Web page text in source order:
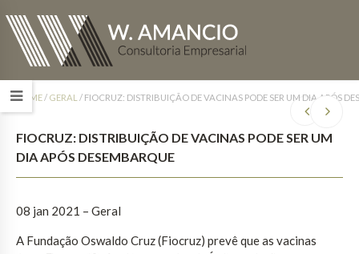
HOME/ GERAL / FIOCRUZ: DISTRIBUIÇÃO DE VACINAS PODE SER UM DIA APÓS
FIOCRUZ: DISTRIBUIÇÃO DE VACINAS PODE SER UM
DIA APÓS DESEMBARQUE
08 jan 2021 – Geral
A Fundação Oswaldo Cruz (Fiocruz) prevê que as vacinas